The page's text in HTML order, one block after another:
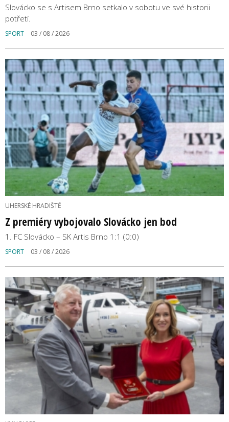
Slovácko se s Artisem Brno setkalo v sobotu ve své historii
potřetí.
SPORT 03 / 08 / 2026
UHERSKÉ HRADIŠTĚ
Z premiéry vybojovalo Slovácko jen bod
1. FC Slovácko – SK Artis Brno 1:1 (0:0)
SPORT 03 / 08 / 2026